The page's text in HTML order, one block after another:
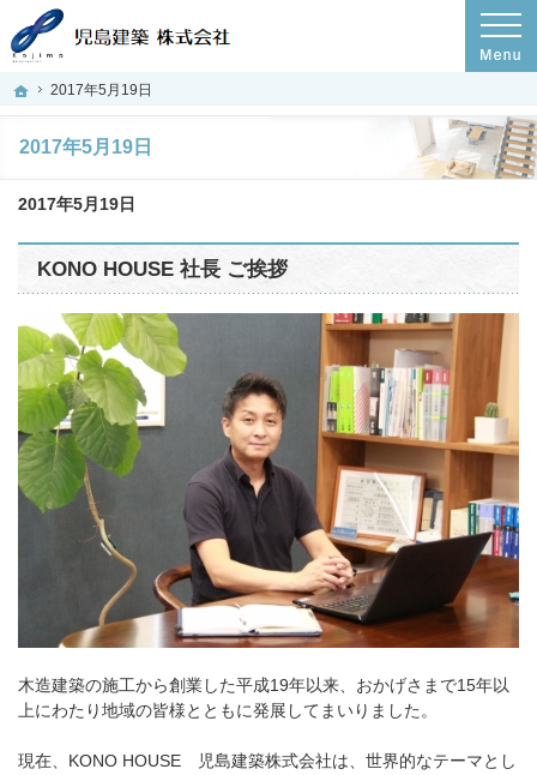
ホーム
2017年5月19日
2017年5月19日
プロの目線からご提案。岡山県玉野市の注文住宅・新築戸建てを手がける工務店
岡山県岡山市の新築・注文住宅・新築戸建てを手がける工務店ならコノハウス
2017年5月19日
KONO HOUSE 社長 ご挨拶
木造建築の施工から創業した平成19年以来、おかげさまで15年以
上にわたり地域の皆様とともに発展してまいりました。
現在、KONO HOUSE 児島建築株式会社は、世界的なテーマとし